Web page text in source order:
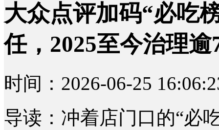
大众点评加码“必吃
任，2025至今治理逾
时间：2026-06-25
导读：冲着店门口的“必